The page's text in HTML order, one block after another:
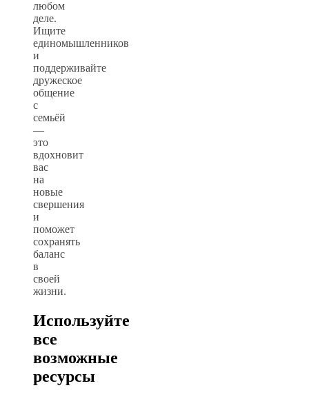
любом
деле.
Ищите
единомышленников
и
поддерживайте
дружеское
общение
с
семьёй
—
это
вдохновит
вас
на
новые
свершения
и
поможет
сохранять
баланс
в
своей
жизни.
Используйте
все
возможные
ресурсы